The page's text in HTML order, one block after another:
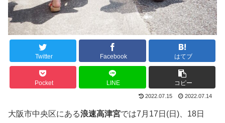
Twitter Facebook はてブ
Pocket LINE コピー
2022.07.15 2022.07.14
大阪市中央区にある浪速高津宮では7月17日(日)、18日